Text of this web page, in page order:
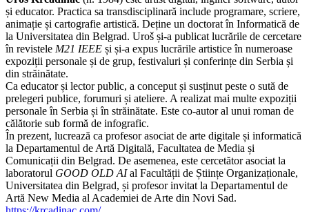
și educator. Practica sa transdisciplinară include programare, scriere,
animație și cartografie artistică. Deține un doctorat în Informatică de
la Universitatea din Belgrad. Uroš și-a publicat lucrările de cercetare
în revistele M21 IEEE și și-a expus lucrările artistice în numeroase
expoziții personale și de grup, festivaluri și conferințe din Serbia și
din străinătate.
Ca educator și lector public, a conceput și susținut peste o sută de
prelegeri publice, forumuri și ateliere. A realizat mai multe expoziții
personale în Serbia și în străinătate. Este co-autor al unui roman de
călătorie sub formă de infografic.
În prezent, lucrează ca profesor asociat de arte digitale și informatică
la Departamentul de Artă Digitală, Facultatea de Media și
Comunicații din Belgrad. De asemenea, este cercetător asociat la
laboratorul GOOD OLD AIal Facultății de Științe Organizaționale,
Universitatea din Belgrad, și profesor invitat la Departamentul de
Artă New Media al Academiei de Arte din Novi Sad.